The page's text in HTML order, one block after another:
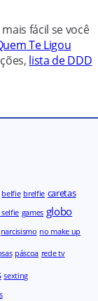
fácil se você
Te Ligou
lista de DDD
belfie brelfie caretas
games globo
narcisismo no make up
páscoa rede tv
sexting